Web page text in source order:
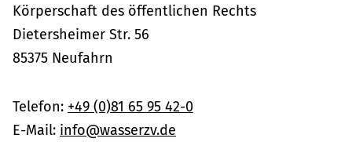
Körperschaft des öffentlichen Rechts
Dietersheimer Str. 56
85375 Neufahrn
Telefon: +49 (0)81 65 95 42-0
E-Mail: info@wasserzv.de